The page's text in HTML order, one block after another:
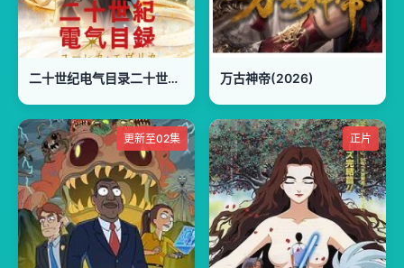
二十世纪电气目录二十世紀電氣目録 万古神帝(2026)​
更新至02集 正片